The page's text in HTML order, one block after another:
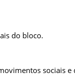
do bloco.
sociais e